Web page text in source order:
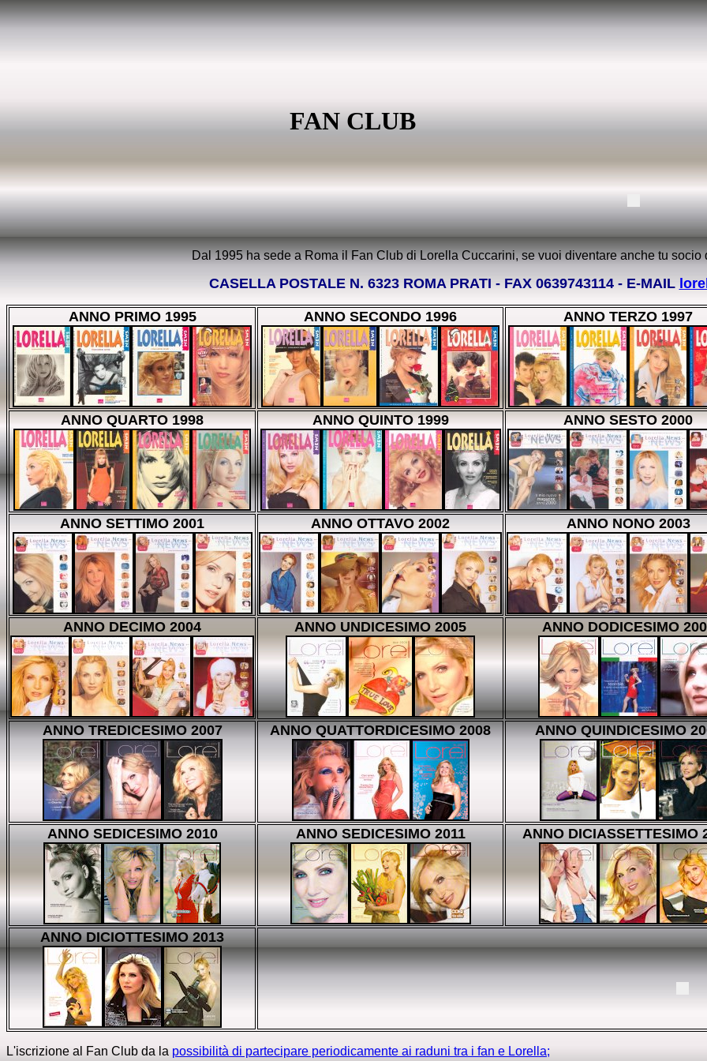
FAN CLUB
Dal 1995 ha sede a Roma il Fan Club di Lorella Cuccarini, se vuoi diventare anche tu
CASELLA POSTALE N. 6323 ROMA PRATI - FAX 0639743114 - E-MAIL
ANNO PRIMO 1995 ANNO SECONDO 1996 ANNO TERZO 1997
ANNO QUARTO 1998 ANNO QUINTO 1999 ANNO SESTO 2000
ANNO SETTIMO 2001 ANNO OTTAVO 2002 ANNO NONO 2003
ANNO DECIMO 2004 ANNO UNDICESIMO 2005 ANNO DODICESIMO
ANNO TREDICESIMO 2007 ANNO QUATTORDICESIMO 2008 ANNO QUINDICESIMO
ANNO SEDICESIMO 2010 ANNO SEDICESIMO 2011 ANNO DICIASSETTESIMO
ANNO DICIOTTESIMO 2013
L'iscrizione al Fan Club da la possibilità di partecipare periodicamente ai raduni tra i fan e Lorella;